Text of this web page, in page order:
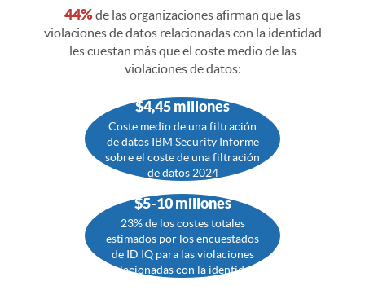
44%de las organizaciones afirman que las
violaciones de datos relacionadas con la identidad
les cuestan más que el coste medio de las
violaciones de datos:
$4,45 millones
Coste medio de una filtración
de datos IBM Security Informe
sobre el coste de una filtración
de datos 2024
$5-10 millones
23% de los costes totales
estimados por los encuestados
de ID IQ para las violaciones
relacionadas con la identidad